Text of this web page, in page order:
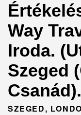
Way
Iroda.
Szeged
Csanád).
SZEGED,